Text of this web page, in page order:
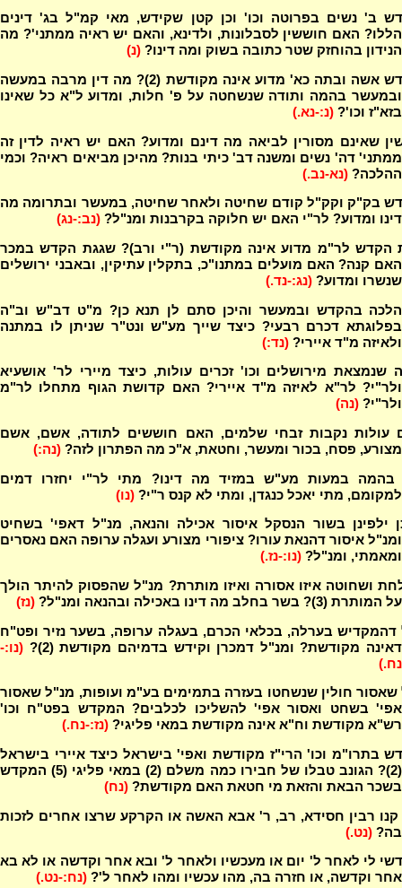
ב' נשים בפרוטה וכו' וכן קטן שקידש, מאי קמ"ל בג' דינים
הללו? האם חוששין לסבלונות, ולדינא, והאם יש ראיה ממתני'? מה
הנידון בהוחזק שטר כתובה בשוק ומה דינו? (נ)
המקדש אשה ובתה כא' מדוע אינה מקודשת (2)? מה דין מרבה במעשה
ובמעשר בהמה ותודה שנשחטה על פ' חלות, ומדוע ל"א כל שאינו
בזא"ז וכו'? (נ:-נא.)
שאינם מסורין לביאה מה דינם ומדוע? האם יש ראיה לדין זה
ממתני' דה' נשים ומשנה דב' כיתי בנות? מהיכן מביאים ראיה? וכמי
ההלכה? (נא-נב.)
בק"ק וקק"ל קודם שחיטה ולאחר שחיטה, במעשר ובתרומה מה
דינו ומדוע? לר"י האם יש חלוקה בקרבנות ומנ"ל? (נב:-נג)
הקדש לר"מ מדוע אינה מקודשת (ר"י ורב)? שגגת הקדש במכר
האם קנה? האם מועלים במתנו"כ, בתקלין עתיקין, ובאבני ירושלים
שנשרו ומדוע? (נג:-נד.)
בהקדש ובמעשר והיכן סתם לן תנא כן? מ"ט דב"ש וב"ה
בפלוגתא דכרם רבעי? כיצד שייך מע"ש ונט"ר שניתן לו במתנה
ולאיזה מ"ד איירי? (נד:)
שנמצאת מירושלים וכו' זכרים עולות, כיצד מיירי לר' אושעיא
ולר"י? לר"א לאיזה מ"ד איירי? האם קדושת הגוף מתחלו לר"מ
ולר"י? (נה)
עולות נקבות זבחי שלמים, האם חוששים לתודה, אשם, אשם
מצורע, פסח, בכור ומעשר, וחטאת, א"כ מה הפתרון לזה? (נה:)
במעות מע"ש במזיד מה דינו? מתי לר"י יחזרו דמים
למקומם, מתי יאכל כנגדן, ומתי לא קנס ר"י? (נו)
ילפינן בשור הנסקל איסור אכילה והנאה, מנ"ל דאפי' בשחיט
ומנ"ל איסור דהנאת עורו? ציפורי מצורע ועגלה ערופה האם נאסרים
ומאמתי, ומנ"ל? (נו:-נז.)
ושחוטה איזו אסורה ואיזו מותרת? מנ"ל שהפסוק להיתר הולך
על המותרת (3)? בשר בחלב מה דינו באכילה ובהנאה ומנ"ל?
(נז)
דהמקדיש בערלה, בכלאי הכרם, בעגלה ערופה, בשער נזיר ופט"ח
דאינה מקודשת? ומנ"ל דמכרן וקידש בדמיהם מקודשת (2)?
(נו:-
נח.)
שאסור חולין שנשחטו בעזרה בתמימים בע"מ ועופות, מנ"ל שאסור
אפי' בשחט ואסור אפי' להשליכו לכלבים? המקדש בפט"ח וכו'
רש"א מקודשת וח"א אינה מקודשת במאי פליגי? (נז:-נח.)
בתרו"מ וכו' הרי"ז מקודשת ואפי' בישראל כיצד איירי בישראל
(2)? הגונב טבלו של חבירו כמה משלם (2) במאי פליגי (5) המקדש
בשכר הבאת והזאת מי חטאת האם מקודשת? (נח)
קנו רבין חסידא, רב, ר' אבא האשה או הקרקע שרצו אחרים לזכות
בה? (נט.)
לי לאחר ל' יום או מעכשיו ולאחר ל' ובא אחר וקדשה או לא בא
אחר וקדשה, או חזרה בה, מהו עכשיו ומהו לאחר ל'? (נח:-נט.)